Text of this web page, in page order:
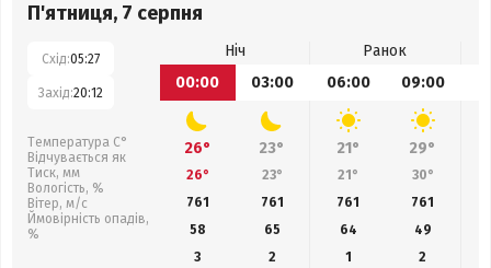
П'ятниця, 7 серпня
Схід:05:27
Захід:20:12
Температура С°
Відчувається як
Тиск, мм
Вологість, %
Вітер, м/с
Ймовірність опадів,
%
Ніч
Ранок
00:00
03:00 06:00 09:00
26° 23° 21° 29°
26° 23° 21° 30°
761
761 761 761
58
65 64
49
3
2 1
2